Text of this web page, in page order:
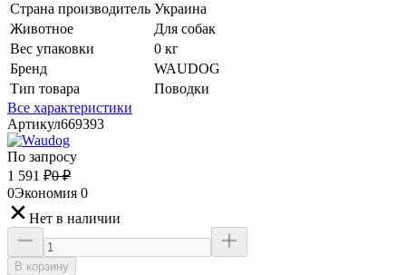
Страна производитель Украина
Животное
Для собак
Вес упаковки
0 кг
Бренд
WAUDOG
Тип товара
Поводки
Все характеристики
Артикул669393
По запросу
1 591 ₽0 ₽
0Экономия 0
Нет в наличии
В корзину